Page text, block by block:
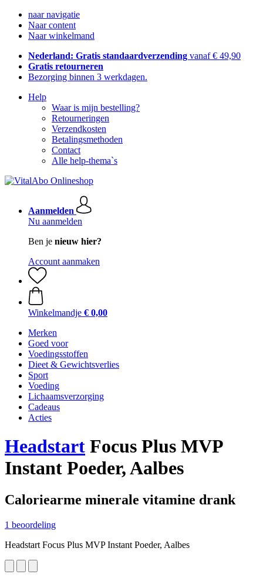
naar navigatie
Naar content
Naar winkelmand
Nederland: Gratis standaardverzending vanaf € 49,90
Gratis retourneren
Bezorging binnen 3 werkdagen.
Help
Waar is mijn bestelling?
Retourneringen
Verzendkosten
Betalingsmethoden
Contact
Alle help-thema`s
Aanmelden
Nu aanmelden
Ben je nieuw hier?
Account aanmaken
Winkelmandje € 0,00
Merken
Goed voor
Voedingsstoffen
Dieet & Gewichtsverlies
Sport
Voeding
Lichaamsverzorging
Cadeaus
Acties
Headstart Focus Plus MVP
Instant Poeder, Aalbes
Caloriearme minerale vitamine drank
1 beoordeling
Headstart Focus Plus MVP Instant Poeder, Aalbes